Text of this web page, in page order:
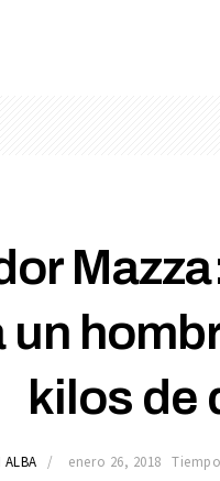
un
kilos de
ALBA enero 26, 2018